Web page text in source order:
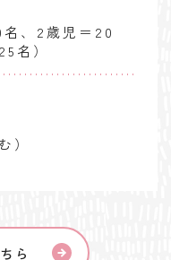
名、2歳児＝20
名）
）
ら